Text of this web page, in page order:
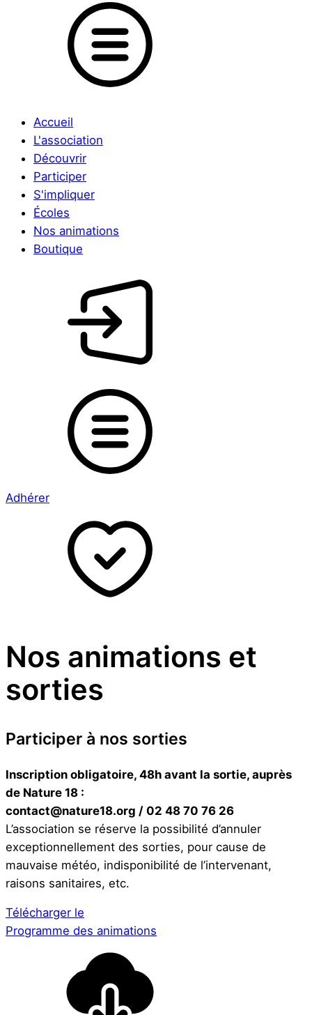
Accueil
L'association
Découvrir
Participer
S'impliquer
Écoles
Nos animations
Boutique
Adhérer
Nos animations et
sorties
Participer à nos sorties
Inscription obligatoire, 48h avant la sortie, auprès
de Nature 18 :
contact@nature18.org / 02 48 70 76 26
L’association se réserve la possibilité d’annuler
exceptionnellement des sorties, pour cause de
mauvaise météo, indisponibilité de l’intervenant,
raisons sanitaires, etc.
Télécharger le
Programme des animations